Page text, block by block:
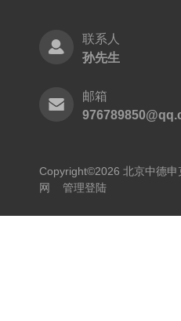
联系人
孙先生
邮箱
Copyright©2026 北京中德
网
管理登陆